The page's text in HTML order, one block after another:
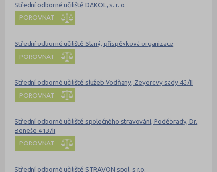
Střední odborné učiliště DAKOL, s. r. o.
POROVNAT
Střední odborné učiliště Slaný, příspěvková organizace
POROVNAT
Střední odborné učiliště služeb Vodňany, Zeyerovy sady 43/II
POROVNAT
Střední odborné učiliště společného stravování, Poděbrady, Dr.
Beneše 413/II
POROVNAT
Střední odborné učiliště STRAVON spol. s r.o.